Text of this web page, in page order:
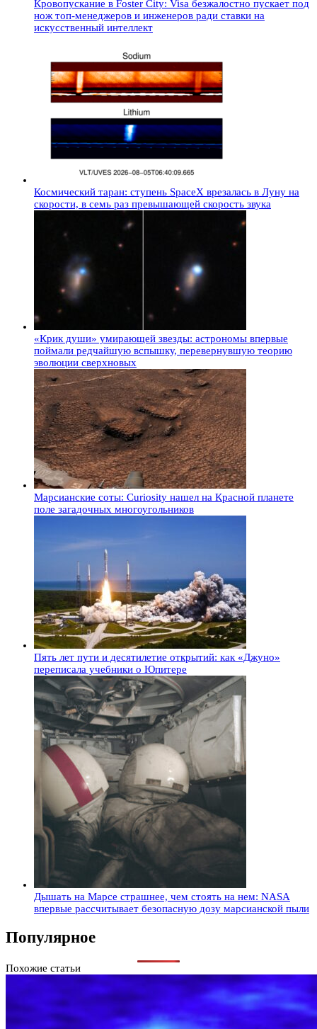
Кровопускание в Foster City: Visa безжалостно пускает под
нож топ-менеджеров и инженеров ради ставки на
искусственный интеллект
Космический таран: ступень SpaceX врезалась в Луну на
скорости, в семь раз превышающей скорость звука
«Крик души» умирающей звезды: астрономы впервые
поймали редчайшую вспышку, перевернувшую теорию
эволюции сверхновых
Марсианские соты: Curiosity нашел на Красной планете
поле загадочных многоугольников
Пять лет пути и десятилетие открытий: как «Джуно»
переписала учебники о Юпитере
Дышать на Марсе страшнее, чем стоять на нем: NASA
впервые рассчитывает безопасную дозу марсианской пыли
Популярное
Похожие статьи